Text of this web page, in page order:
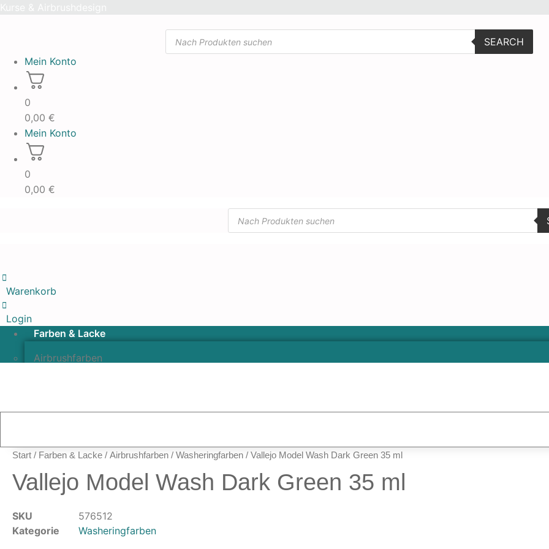
Products
search
SEARCH
Mein Konto
0
0,00 €
Mein Konto
0
0,00 €
Products
search
Warenkorb
Login
Farben & Lacke
Airbrushfarben
Airbrushpistolen & Zubehör
Airbrush-Pistolen
Düsen & Nadeln
Ersatzteile & Tuning
Kompressoren & Lufttechnik
Start / Farben & Lacke / Airbrushfarben / Washeringfarben / Vallejo Model Wash Dark Green 35 ml
Vallejo Model Wash Dark Green 35 ml
SKU
576512
Kategorie
Washeringfarben